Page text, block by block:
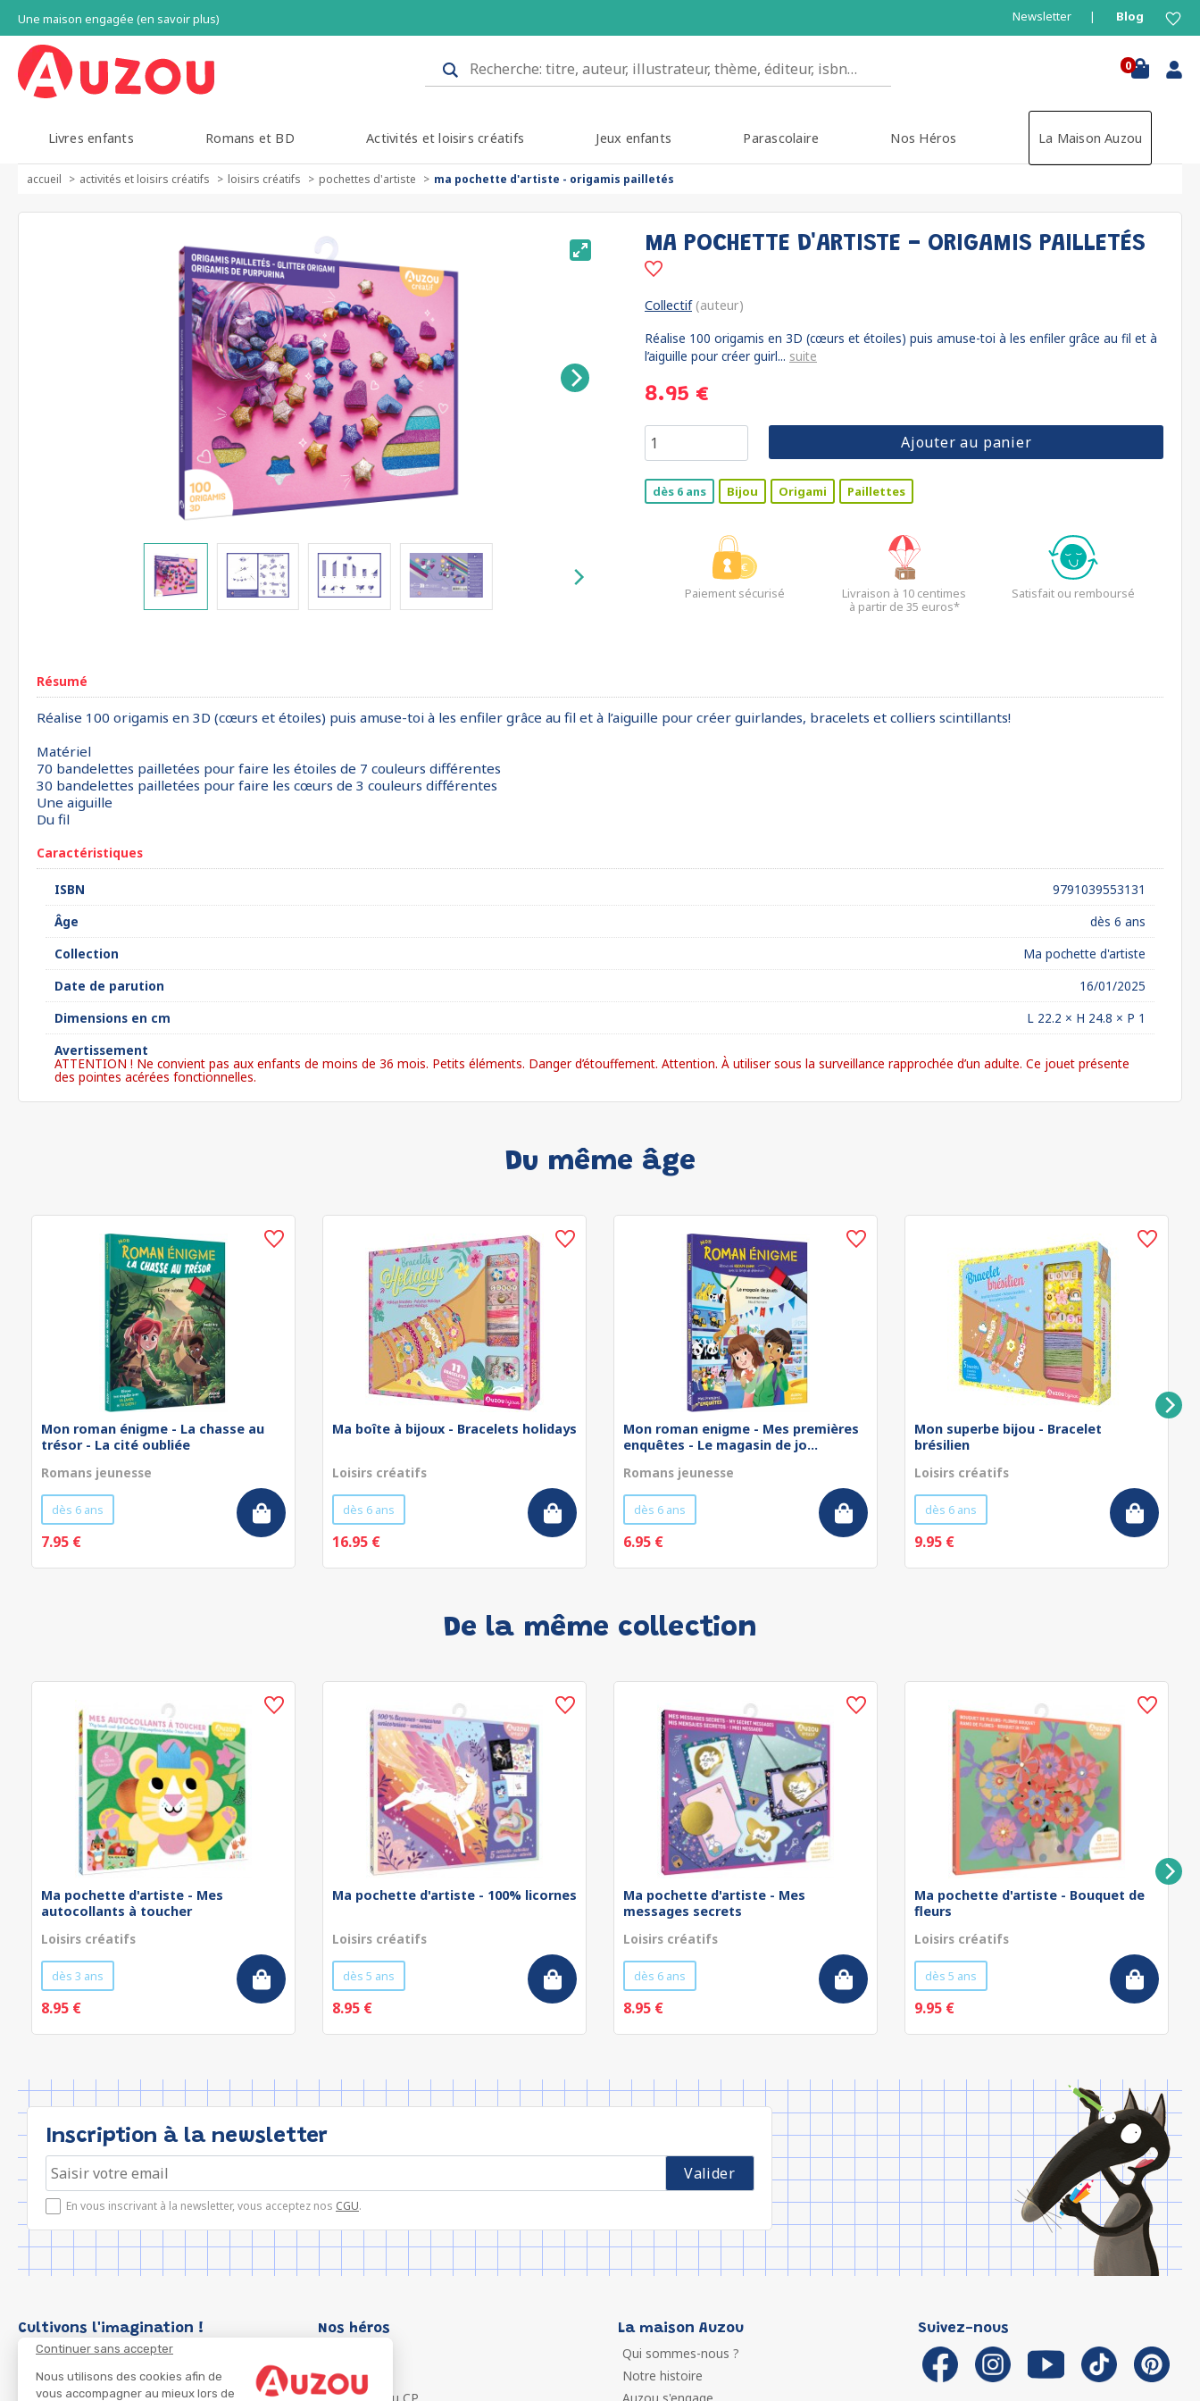
Continuer sans accepter
Nous utilisons des cookies afin de
vous accompagner au mieux lors de
Une maison engagée (en savoir plus) Newsletter Blog
0
Livres enfants Romans et BD Activités et loisirs créatifs Jeux enfants Parascolaire Nos Héros La Maison Auzou
accueil activités et loisirs créatifs loisirs créatifs pochettes d'artiste ma pochette d'artiste - origamis pailletés
MA POCHETTE D'ARTISTE - ORIGAMIS PAILLETÉS
Collectif(auteur)
Réalise 100 origamis en 3D (cœurs et étoiles) puis amuse-toi à les enfiler grâce au fil et à
l’aiguille pour créer guirl... suite
8.95 €
Ajouter au panier
dès 6 ans Bijou Origami Paillettes
Paiement sécurisé
Livraison à 10 centimes
à partir de 35 euros*
Satisfait ou remboursé
Résumé
Réalise 100 origamis en 3D (cœurs et étoiles) puis amuse-toi à les enfiler grâce au fil et à l’aiguille pour créer guirlandes, bracelets et colliers scintillants!
Matériel
70 bandelettes pailletées pour faire les étoiles de 7 couleurs différentes
30 bandelettes pailletées pour faire les cœurs de 3 couleurs différentes
Une aiguille
Du fil
Caractéristiques
ISBN
9791039553131
Âge
dès 6 ans
Collection
Ma pochette d'artiste
Date de parution
16/01/2025
Dimensions en cm
L 22.2 × H 24.8 × P 1
Avertissement
ATTENTION ! Ne convient pas aux enfants de moins de 36 mois. Petits éléments. Danger d’étouffement. Attention. À utiliser sous la surveillance rapprochée d’un adulte. Ce jouet présente
des pointes acérées fonctionnelles.
Du même âge
Mon roman énigme - La chasse au
trésor - La cité oubliée
Romans jeunesse
dès 6 ans
7.95 €
Ma boîte à bijoux - Bracelets holidays
Loisirs créatifs
dès 6 ans
16.95 €
Mon roman enigme - Mes premières
enquêtes - Le magasin de jo...
Romans jeunesse
dès 6 ans
6.95 €
Mon superbe bijou - Bracelet
brésilien
Loisirs créatifs
dès 6 ans
9.95 €
De la même collection
Ma pochette d'artiste - Mes
autocollants à toucher
Loisirs créatifs
dès 3 ans
8.95 €
Ma pochette d'artiste - 100% licornes
Loisirs créatifs
dès 5 ans
8.95 €
Ma pochette d'artiste - Mes
messages secrets
Loisirs créatifs
dès 6 ans
8.95 €
Ma pochette d'artiste - Bouquet de
fleurs
Loisirs créatifs
dès 5 ans
9.95 €
Inscription à la newsletter
En vous inscrivant à la newsletter, vous acceptez nos CGU.
Cultivons l'imagination ! Nos héros
P'tit Loup
La maison Auzou
Qui sommes-nous ?
Notre histoire
Suivez-nous